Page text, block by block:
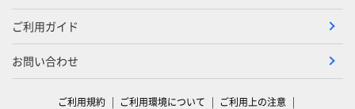
ご利用ガイド
お問い合わせ
ご利用規約 ご利用環境について
ご利用上の注意